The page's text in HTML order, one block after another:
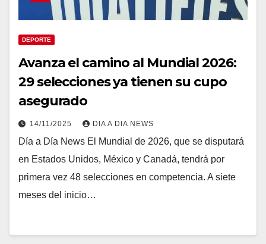
DEPORTE
Avanza el camino al Mundial 2026:
29 selecciones ya tienen su cupo
asegurado
14/11/2025 DIA A DIA NEWS
Día a Día News El Mundial de 2026, que se disputará
en Estados Unidos, México y Canadá, tendrá por
primera vez 48 selecciones en competencia. A siete
meses del inicio…